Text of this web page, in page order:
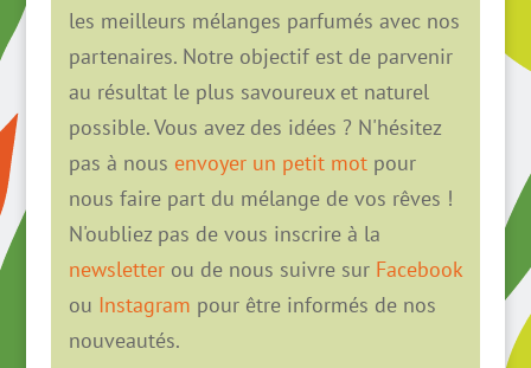
les meilleurs mélanges parfumés avec nos
partenaires. Notre objectif est de parvenir
au résultat le plus savoureux et naturel
possible. Vous avez des idées ? N'hésitez
pas à nous envoyer un petit motpour
nous faire part du mélange de vos rêves !
N'oubliez pas de vous inscrire à la
newsletterou de nous suivre sur Facebook
ou Instagram pour être informés de nos
nouveautés.